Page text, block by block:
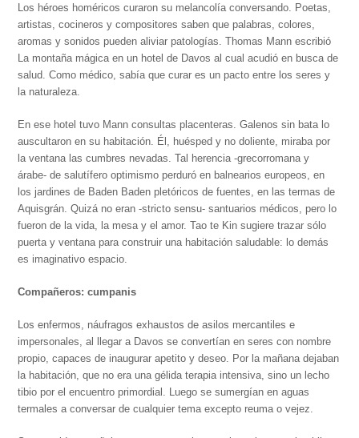
Los héroes homéricos curaron su melancolía conversando. Poetas,
artistas, cocineros y compositores saben que palabras, colores,
aromas y sonidos pueden aliviar patologías. Thomas Mann escribió
La montaña mágica en un hotel de Davos al cual acudió en busca de
salud. Como médico, sabía que curar es un pacto entre los seres y
la naturaleza.
En ese hotel tuvo Mann consultas placenteras. Galenos sin bata lo
auscultaron en su habitación. Él, huésped y no doliente, miraba por
la ventana las cumbres nevadas. Tal herencia -grecorromana y
árabe- de salutífero optimismo perduró en balnearios europeos, en
los jardines de Baden Baden pletóricos de fuentes, en las termas de
Aquisgrán. Quizá no eran -stricto sensu- santuarios médicos, pero lo
fueron de la vida, la mesa y el amor. Tao te Kin sugiere trazar sólo
puerta y ventana para construir una habitación saludable: lo demás
es imaginativo espacio.
Compañeros: cumpanis
Los enfermos, náufragos exhaustos de asilos mercantiles e
impersonales, al llegar a Davos se convertían en seres con nombre
propio, capaces de inaugurar apetito y deseo. Por la mañana dejaban
la habitación, que no era una gélida terapia intensiva, sino un lecho
tibio por el encuentro primordial. Luego se sumergían en aguas
termales a conversar de cualquier tema excepto reuma o vejez.